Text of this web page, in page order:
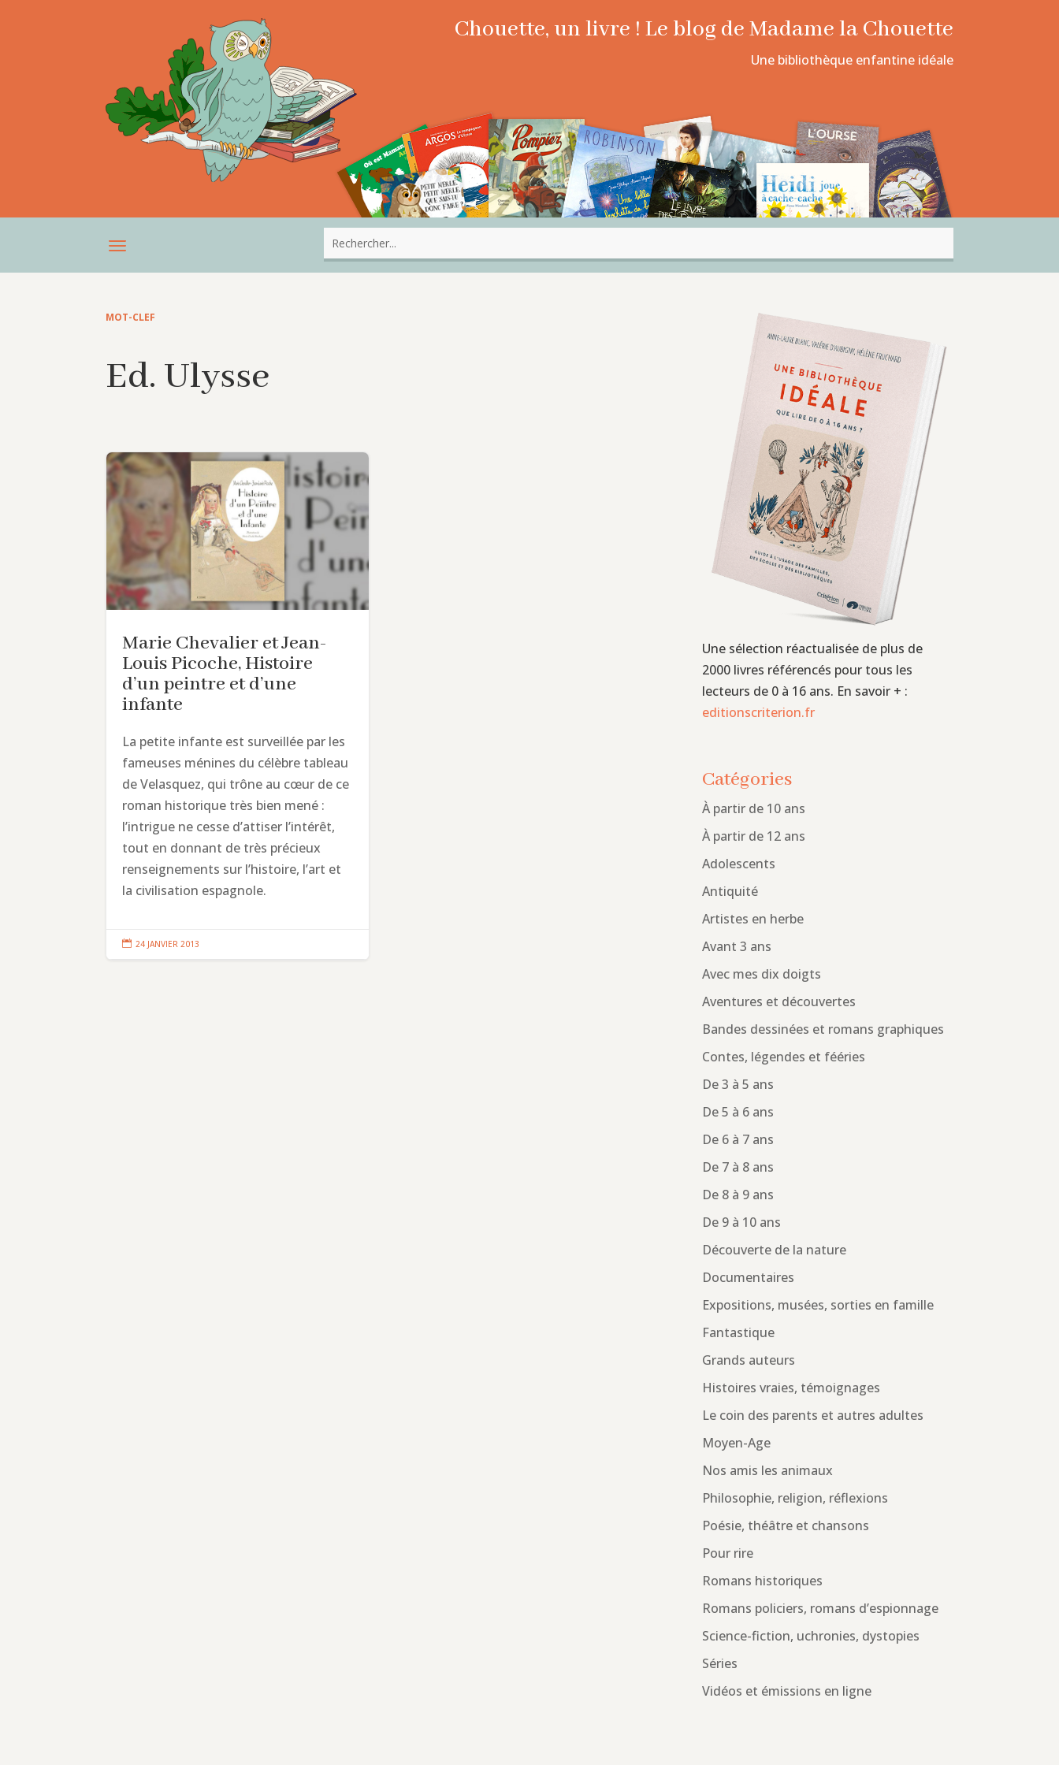
Chouette, un livre ! Le blog de Madame la Chouette
Une bibliothèque enfantine idéale
MOT-CLEF
Ed. Ulysse
Marie Chevalier et Jean-
Louis Picoche, Histoire
d’un peintre et d’une
infante
La petite infante est surveillée par les
fameuses ménines du célèbre tableau
de Velasquez, qui trône au cœur de ce
roman historique très bien mené :
l’intrigue ne cesse d’attiser l’intérêt,
tout en donnant de très précieux
renseignements sur l’histoire, l’art et
la civilisation espagnole.
 24 JANVIER 2013
Une sélection réactualisée de plus de
2000 livres référencés pour tous les
lecteurs de 0 à 16 ans. En savoir + :
editionscriterion.fr
Catégories
À partir de 10 ans
À partir de 12 ans
Adolescents
Antiquité
Artistes en herbe
Avant 3 ans
Avec mes dix doigts
Aventures et découvertes
Bandes dessinées et romans graphiques
Contes, légendes et fééries
De 3 à 5 ans
De 5 à 6 ans
De 6 à 7 ans
De 7 à 8 ans
De 8 à 9 ans
De 9 à 10 ans
Découverte de la nature
Documentaires
Expositions, musées, sorties en famille
Fantastique
Grands auteurs
Histoires vraies, témoignages
Le coin des parents et autres adultes
Moyen-Age
Nos amis les animaux
Philosophie, religion, réflexions
Poésie, théâtre et chansons
Pour rire
Romans historiques
Romans policiers, romans d’espionnage
Science-fiction, uchronies, dystopies
Séries
Vidéos et émissions en ligne